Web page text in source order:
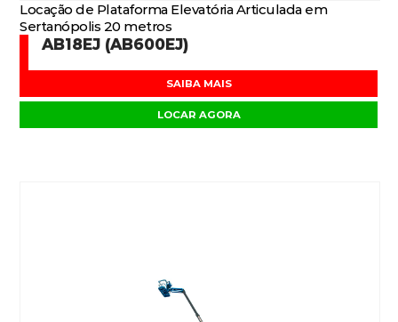
Locação de Plataforma Elevatória Articulada em
Sertanópolis 20 metros
AB18EJ (AB600EJ)
SAIBA MAIS
LOCAR AGORA